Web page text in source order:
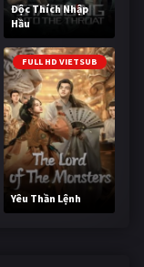
Độc Thích Nhập
Hầu
FULL HD VIETSUB
Yêu Thần Lệnh